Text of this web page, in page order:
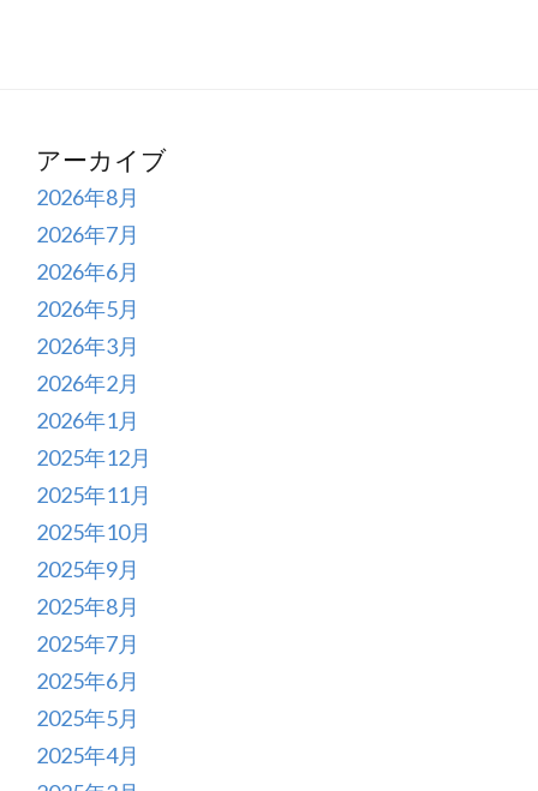
アーカイブ
2026年8月
2026年7月
2026年6月
2026年5月
2026年3月
2026年2月
2026年1月
2025年12月
2025年11月
2025年10月
2025年9月
2025年8月
2025年7月
2025年6月
2025年5月
2025年4月